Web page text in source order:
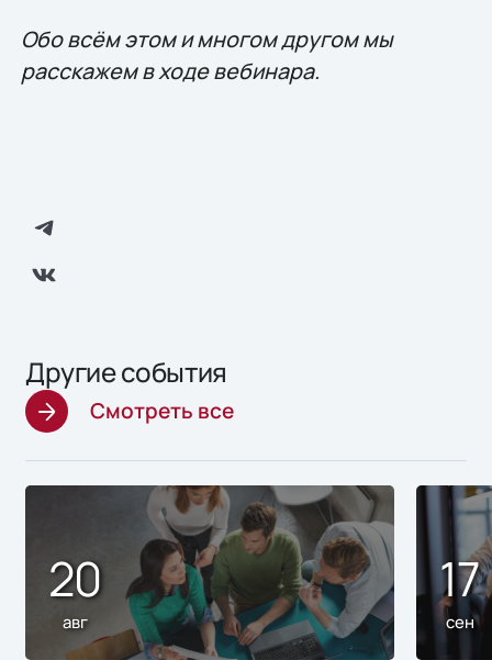
Обо всём этом и многом другом мы
расскажем в ходе вебинара.
Другие события
Смотреть все
20
авг
17
сен